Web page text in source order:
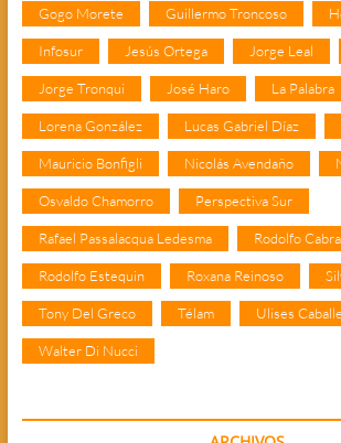
Gogo Morete Guillermo Troncoso
Infosur Jesús Ortega Jorge Leal
Jorge Tronqui José Haro La Palabra
Lorena González Lucas Gabriel Díaz
Mauricio Bonfigli Nicolás Avendaño
Osvaldo Chamorro Perspectiva Sur
Rafael Passalacqua Ledesma Rodolfo
Rodolfo Estequin Roxana Reinoso
Tony Del Greco Télam Ulises
Walter Di Nucci